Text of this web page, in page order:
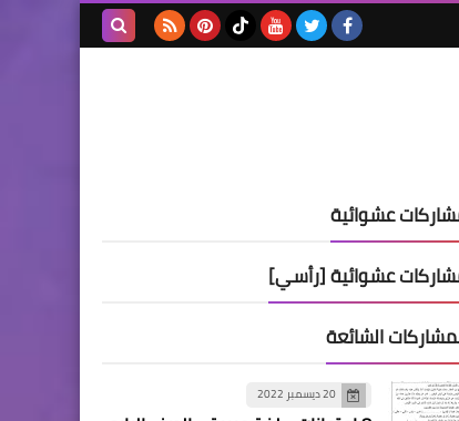
عشوائية
عشوائية [رأسي]
الشائعة
20 ديسمبر 2022